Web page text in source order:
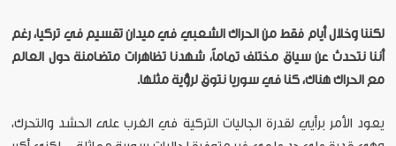
لكننا وخلال أيام فقط من الحراك الشعبي في ميدان تقسيم في تركيا، رغم
أننا نتحدث عن سياق مختلف تماماً، شهدنا تظاهرات متضامنة حول العالم
مع الحراك هناك، كنا في سوريا نتوق لرؤية مثلها.
يعود الأمر برأيي لقدرة الجاليات التركية في الغرب على الحشد والتحرك،